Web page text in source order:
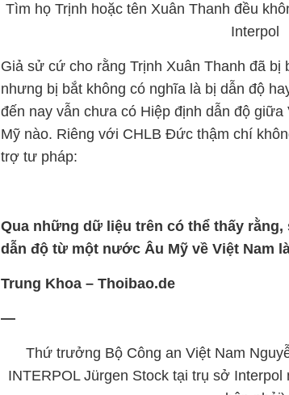
Tìm họ Trịnh hoặc tên Xuân Thanh đều
Interpol
Giả sử cứ cho rằng Trịnh Xuân Thanh đã bị
nhưng bị bắt không có nghĩa là bị dẫn độ
đến nay vẫn chưa có Hiệp định dẫn độ
Mỹ nào. Riêng với CHLB Đức thậm chí
trợ tư pháp:
Qua những dữ liệu trên có thể thấy rằng,
dẫn độ từ một nước Âu Mỹ về Việt Nam
Trung Khoa – Thoibao.de
—
Thứ trưởng Bộ Công an Việt Nam
INTERPOL Jürgen Stock tại trụ sở